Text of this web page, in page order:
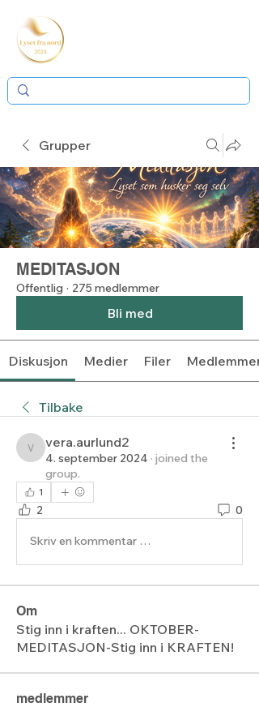
Grupper
MEDITASJON
Offentlig · 275 medlemmer
Bli med
Diskusjon Medier Filer Medlemmer
Tilbake
vera.aurlund2
vera.aurlund2
4. september 2024 · joined the
group.
1
2 0
Skriv en kommentar …
Om
Stig inn i kraften... OKTOBER-
MEDITASJON-Stig inn i KRAFTEN!
medlemmer